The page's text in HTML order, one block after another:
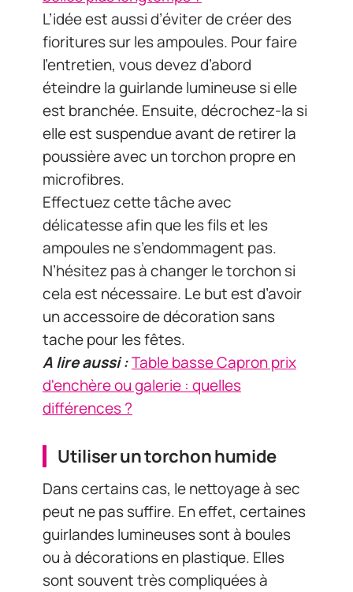
L’idée est aussi d’éviter de créer des
fioritures sur les ampoules. Pour faire
l’entretien, vous devez d’abord
éteindre la guirlande lumineuse si elle
est branchée. Ensuite, décrochez-la si
elle est suspendue avant de retirer la
poussière avec un torchon propre en
microfibres.
Effectuez cette tâche avec
délicatesse afin que les fils et les
ampoules ne s’endommagent pas.
N’hésitez pas à changer le torchon si
cela est nécessaire. Le but est d’avoir
un accessoire de décoration sans
tache pour les fêtes.
A lire aussi :Table basse Capron prix
d'enchère ou galerie : quelles
différences ?
Utiliser un torchon humide
Dans certains cas, le nettoyage à sec
peut ne pas suffire. En effet, certaines
guirlandes lumineuses sont à boules
ou à décorations en plastique. Elles
sont souvent très compliquées à